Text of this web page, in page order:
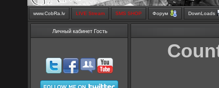
www.CobRa.lv LIVE Stream SMS SHOP Форум DownLoads
Личный кабинет Гость